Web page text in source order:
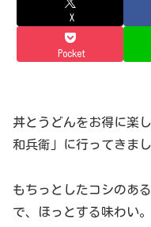
X
Pocket
丼とうどんをお得に楽
和兵衛」に行ってきまし
もちっとしたコシのあ
で、ほっとする味わい。